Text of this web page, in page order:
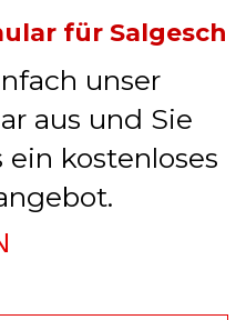
für Salgesch
unser
aus und Sie
kostenloses